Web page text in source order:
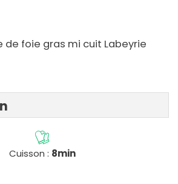
de foie gras mi cuit Labeyrie
Cuisson : 8min